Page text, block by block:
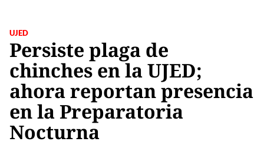
UJED
Persiste plaga de
chinches en la UJED;
ahora reportan presencia
en la Preparatoria
Nocturna